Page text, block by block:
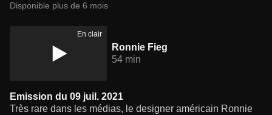
Disponible plus de 6 mois
En clair
Ronnie Fieg
54 min
Emission du 09 juil. 2021
Très rare dans les médias, le designer américain Ronnie